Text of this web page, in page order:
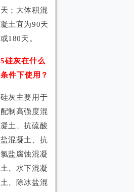
天；大体积混
凝土宜为90天
或180天。
5硅灰在什么
条件下使用？
硅灰主要用于
配制高强度混
凝土、抗硫酸
盐混凝土、抗
氯盐腐蚀混凝
土、水下混凝
土、除冰盐混